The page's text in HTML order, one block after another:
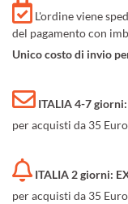
L'ordine viene
del pagamento con
Unico costo di invio
ITALIA 4-7
per acquisti da 35 Euro
ITALIA 2 giorni:
per acquisti da 35